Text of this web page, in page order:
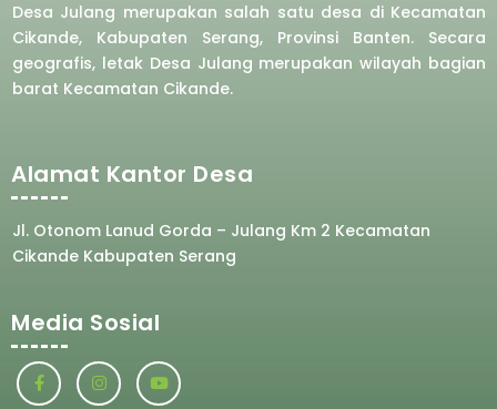
Desa Julang merupakan salah satu desa di Kecamatan
Cikande, Kabupaten Serang, Provinsi Banten. Secara
geografis, letak Desa Julang merupakan wilayah bagian
barat Kecamatan Cikande.
Alamat Kantor Desa
Jl. Otonom Lanud Gorda – Julang Km 2 Kecamatan
Cikande Kabupaten Serang
Media Sosial